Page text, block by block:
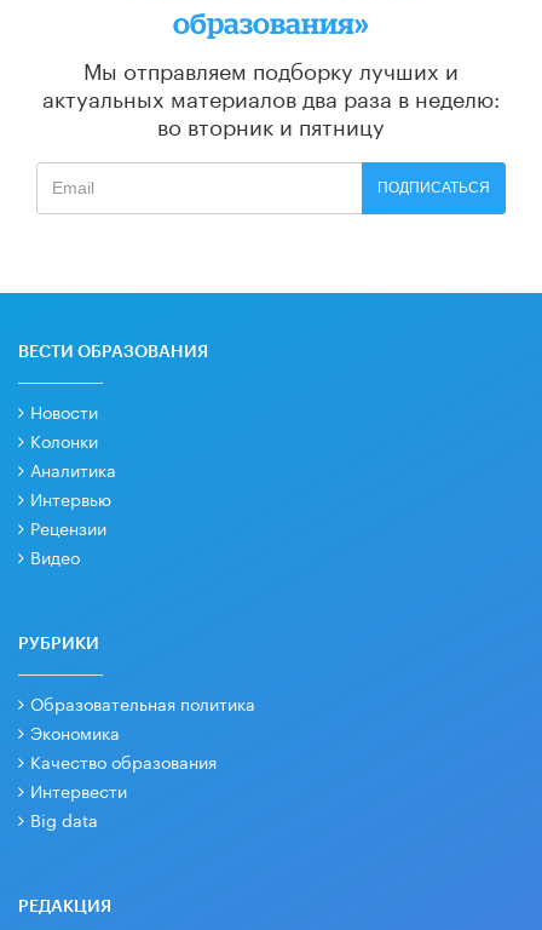
образования»
Мы отправляем подборку лучших и
актуальных материалов два раза в неделю:
во вторник и пятницу
ПОДПИСАТЬСЯ
ВЕСТИ ОБРАЗОВАНИЯ
Новости
Колонки
Аналитика
Интервью
Рецензии
Видео
РУБРИКИ
Образовательная политика
Экономика
Качество образования
Интервести
Big data
РЕДАКЦИЯ